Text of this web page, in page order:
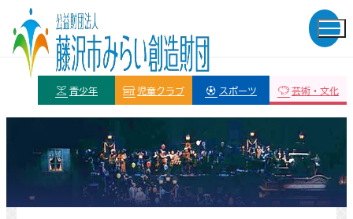
青少年 児童クラブ スポーツ 芸術・文化